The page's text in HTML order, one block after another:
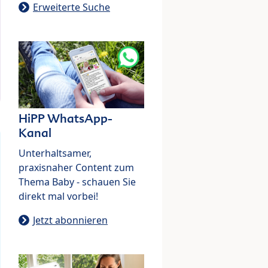
Erweiterte Suche
HiPP WhatsApp-
Kanal
Unterhaltsamer,
praxisnaher Content zum
Thema Baby - schauen Sie
direkt mal vorbei!
Jetzt abonnieren